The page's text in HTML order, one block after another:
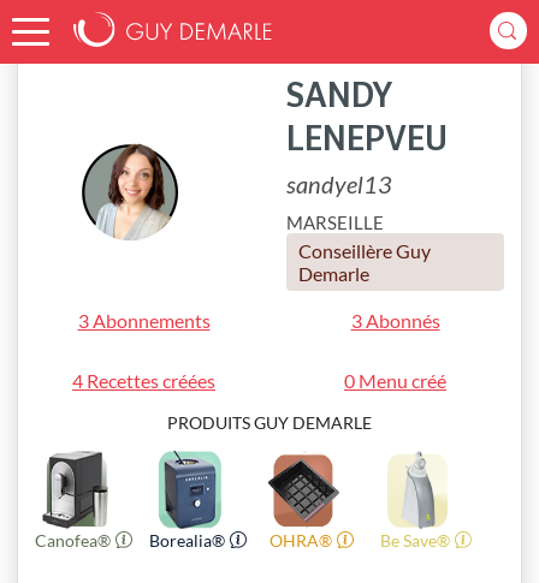
Accueil sandyel13
SANDY
LENEPVEU
sandyel13
MARSEILLE
Conseillère Guy
Demarle
3 Abonnements 3 Abonnés
4 Recettes créées 0 Menu créé
PRODUITS GUY DEMARLE
Canofea® Borealia® OHRA® Be Save®